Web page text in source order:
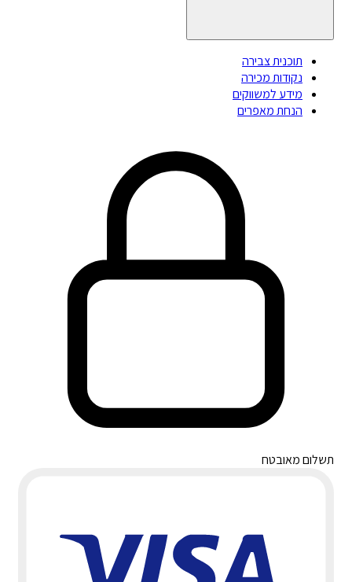
תוכנית צבירה
נקודות מכירה
מידע למשווקים
הנחת מאפרים
תשלום מאובטח